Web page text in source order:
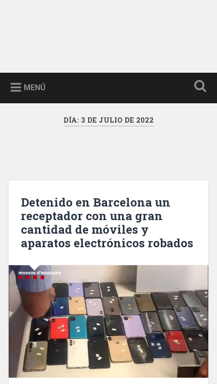
MENÚ
DÍA: 3 DE JULIO DE 2022
Detenido en Barcelona un
receptador con una gran
cantidad de móviles y
aparatos electrónicos robados